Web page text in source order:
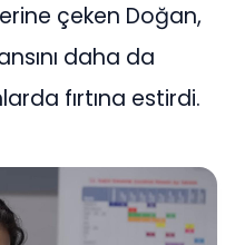
çeken Doğan,
daha da
fırtına estirdi.